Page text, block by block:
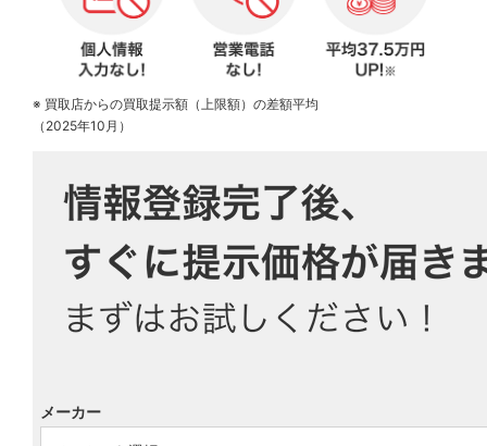
※ 買取店からの買取提示額（上限額）の差額平均
（2025年10月）
メーカー